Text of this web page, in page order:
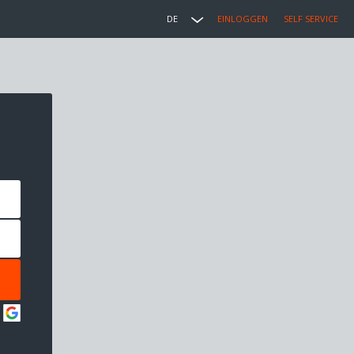
DE EINLOGGEN SELF SERVICE